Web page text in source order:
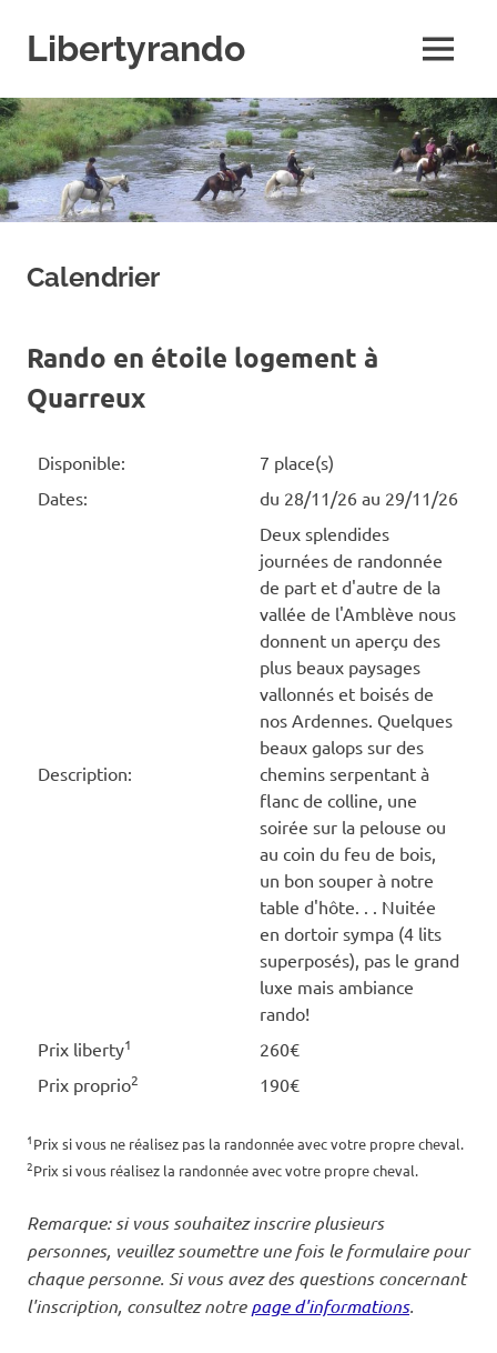
contentLibertyrando
spécialiste
de
la
randonnée
à
cheval
MENU
Calendrier
Rando en étoile logement à
Quarreux
Disponible:
7 place(s)
Dates:
du 28/11/26 au 29/11/26
Description:
Deux splendides
journées de randonnée
de part et d'autre de la
vallée de l'Amblève nous
donnent un aperçu des
plus beaux paysages
vallonnés et boisés de
nos Ardennes. Quelques
beaux galops sur des
chemins serpentant à
flanc de colline, une
soirée sur la pelouse ou
au coin du feu de bois,
un bon souper à notre
table d'hôte. . . Nuitée
en dortoir sympa (4 lits
superposés), pas le grand
luxe mais ambiance
rando!
Prix liberty1
260€
Prix proprio2 190€
1 Prix si vous ne réalisez pas la randonnée avec votre propre cheval.
2Prix si vous réalisez la randonnée avec votre propre cheval.
Remarque: si vous souhaitez inscrire plusieurs
personnes, veuillez soumettre une fois le formulaire pour
chaque personne. Si vous avez des questions concernant
l'inscription, consultez notrepage d'informations.